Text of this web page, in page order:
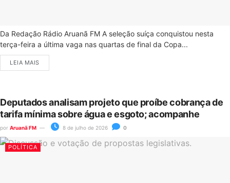
Da Redação Rádio Aruanã FM A seleção suíça conquistou nesta
terça-feira a última vaga nas quartas de final da Copa...
LEIA MAIS
Deputados analisam projeto que proíbe cobrança de
tarifa mínima sobre água e esgoto; acompanhe
por Aruanã FM 8 de julho de 2026 0
POLÍTICA